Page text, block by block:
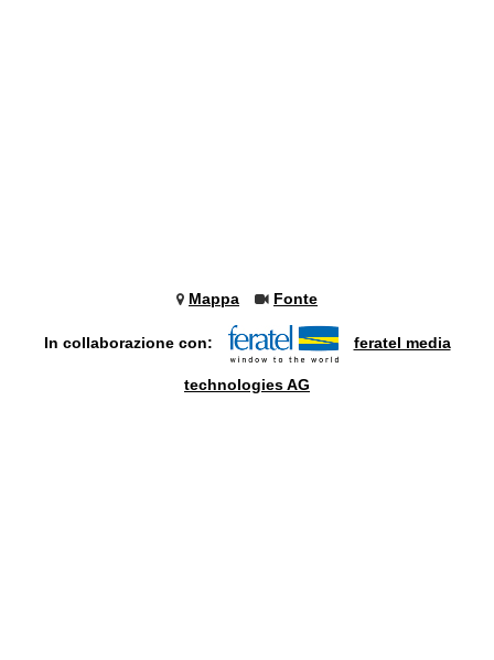
Mappa Fonte
In collaborazione con: feratel media
technologies AG